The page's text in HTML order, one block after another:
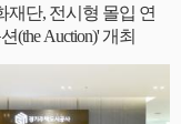
재단, 전시형 몰입 연
(the Auction)' 개최